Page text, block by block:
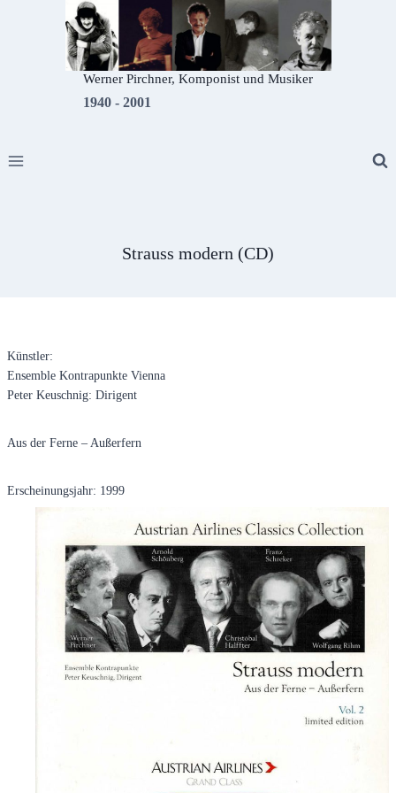
Werner Pirchner, Komponist und Musiker
1940 - 2001
Strauss modern (CD)
Künstler:
Ensemble Kontrapunkte Vienna
Peter Keuschnig: Dirigent
Aus der Ferne – Außerfern
Erscheinungsjahr: 1999